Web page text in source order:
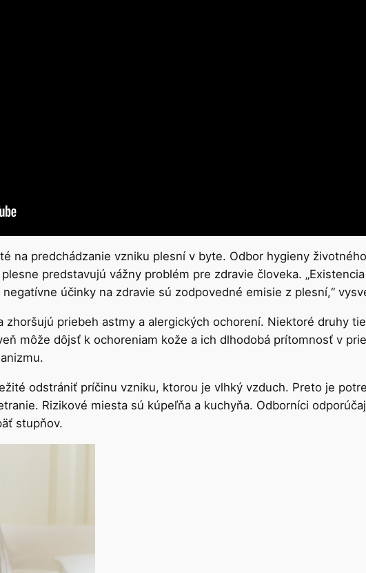
na predchádzanie vzniku plesní v byte. Odbor hygieny
predstavujú vážny problém pre zdravie človeka.
účinky na zdravie sú zodpovedné emisie z plesní,“
priebeh astmy a alergických ochorení. Niektoré druhy
môže dôjsť k ochoreniam kože a ich dlhodobá prítomnosť v
odstrániť príčinu vzniku, ktorou je vlhký vzduch. Preto je
Rizikové miesta sú kúpeľňa a kuchyňa. Odborníci
stupňov.